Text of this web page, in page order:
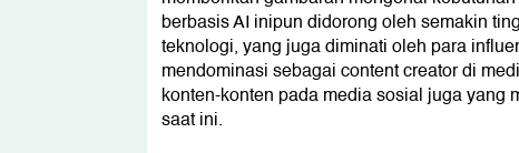
berbasis AI inipun didorong oleh semakin
teknologi, yang juga diminati oleh para
mendominasi sebagai content creator di
konten-konten pada media sosial juga
saat ini.